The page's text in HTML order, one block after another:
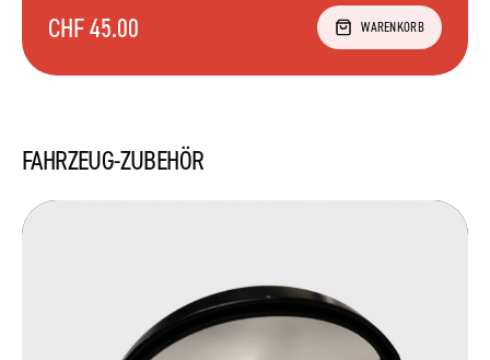
CHF 45.00 WARENKORB
FAHRZEUG-ZUBEHÖR